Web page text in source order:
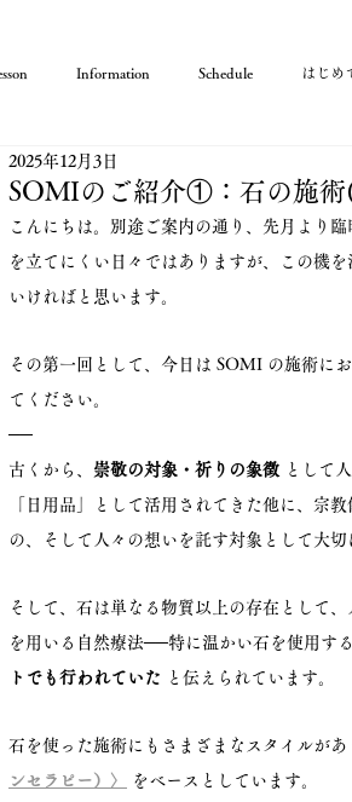
Information Schedule はじめ
SOMIのご紹介①：石の施
2025年12月3日
こんにちは。別途ご案内の通り、先月より
を立てにくい日々ではありますが、この機
いければと思います。
その第一回として、今日は SOMI の施術に
てください。
──
古くから、 崇敬の対象・祈りの象徴 として
「日用品」として活用されてきた他に、宗
の、そして人々の想いを託す対象として大切
そして、石は単なる物質以上の存在として
を用いる自然療法──特に温かい石を使用す
トでも行われていた と伝えられています。
石を使った施術にもさまざまなスタイルが
ンセラピー）〉 をベースとしています。